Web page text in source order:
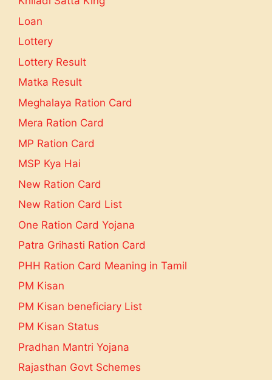
Loan
Lottery
Lottery Result
Matka Result
Meghalaya Ration Card
Mera Ration Card
MP Ration Card
MSP Kya Hai
New Ration Card
New Ration Card List
One Ration Card Yojana
Patra Grihasti Ration Card
PHH Ration Card Meaning in Tamil
PM Kisan
PM Kisan beneficiary List
PM Kisan Status
Pradhan Mantri Yojana
Rajasthan Govt Schemes